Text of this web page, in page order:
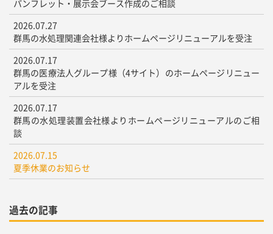
パンフレット・展示会ブース作成のご相談
2026.07.27
群馬の水処理関連会社様よりホームページリニューアルを受注
2026.07.17
群馬の医療法人グループ様（4サイト）のホームページリニュー
アルを受注
2026.07.17
群馬の水処理装置会社様よりホームページリニューアルのご相
談
2026.07.15
夏季休業のお知らせ
過去の記事